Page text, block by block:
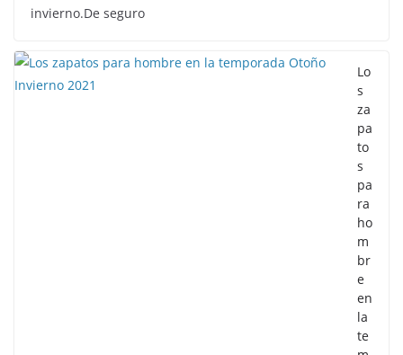
invierno.De seguro
Lo
s
za
pa
to
s
pa
ra
ho
m
br
e
en
la
te